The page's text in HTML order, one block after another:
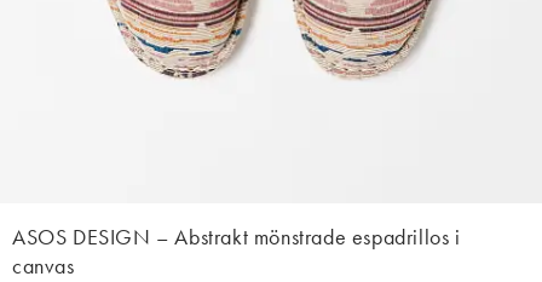
ASOS DESIGN – Abstrakt mönstrade espadrillos i
canvas